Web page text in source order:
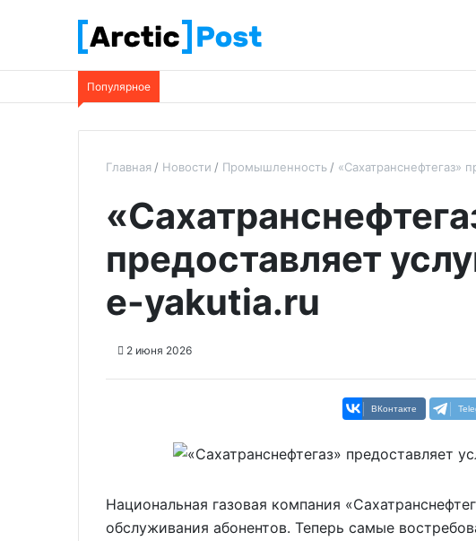
Популярное
Главная Новости Промышленность «Сахатранснефтегаз»
предоставляет
e-yakutia.ru
2 июня 2026
ВКонтакте
Национальная газовая компания
обслуживания абонентов. Теперь самые